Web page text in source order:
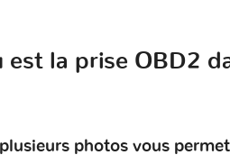
est la prise OBD2
photos vous